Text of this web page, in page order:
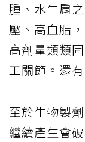
腫、水牛肩
壓、高血脂
高劑量類類
工關節。還
至於生物製
繼續產生會